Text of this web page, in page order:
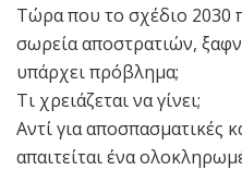
Τώρα που το σχέδιο 2030
σωρεία αποστρατιών,
υπάρχει πρόβλημα;
Τι χρειάζεται να γίνει;
Αντί για αποσπασματικές
απαιτείται ένα